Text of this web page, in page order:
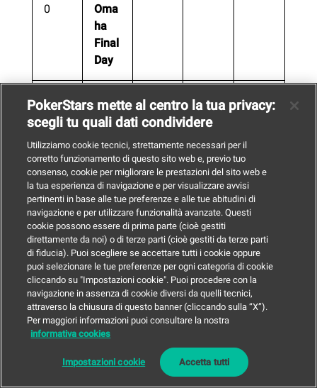
0
Oma
ha
Final
Day
11
Giu
—
Cam
pion
Italia
no
Head
s Up
64 –
Final
Day
Day
2
—
VIDE
O
11
15:0
#18
Cam
pion
Italia
—
Freez
30.0
00 —
30′
9
livelli
PokerStars mette al centro la tua privacy:
scegli tu quali dati condividere
Utilizziamo cookie tecnici, strettamente necessari per il
corretto funzionamento di questo sito web e, previo tuo
consenso, cookie per migliorare le prestazioni del sito web e
la tua esperienza di navigazione e per visualizzare avvisi
pertinenti in base alle tue preferenze e alle tue abitudini di
navigazione e per utilizzare funzionalità avanzate. Questi
cookie possono essere di prima parte (cioè gestiti
direttamente da noi) o di terze parti (cioè gestiti da terze parti
di fiducia). Puoi scegliere se accettare tutti i cookie oppure
puoi selezionare le tue preferenze per ogni categoria di cookie
cliccando su "Impostazioni cookie". Puoi procedere con la
navigazione in assenza di cookie diversi da quelli tecnici,
attraverso la chiusura di questo banner (cliccando sulla “X”).
Per maggiori informazioni puoi consultare la nostra
informativa cookies
Impostazioni cookie Accetta tutti